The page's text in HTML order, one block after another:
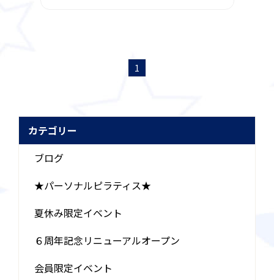
カテゴリー
ブログ
★パーソナルピラティス★
夏休み限定イベント
６周年記念リニューアルオープン
会員限定イベント
1